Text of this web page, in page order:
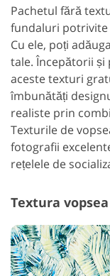
Pachetul fără
fundaluri
Cu ele, poți
tale. Începătorii
aceste texturi
îmbunătăți
realiste prin
Texturile de
fotografii
rețelele de
Textura